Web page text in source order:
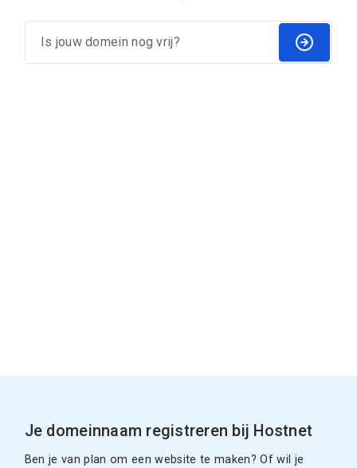
Je domeinnaam registreren bij Hostnet
Ben je van plan om een website te maken? Of wil je